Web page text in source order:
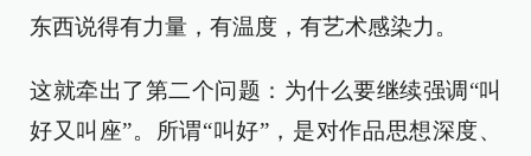
东西说得有力量，有温度，有艺术感染力。
这就牵出了第二个问题：为什么要继续强调“叫
好又叫座”。所谓“叫好”，是对作品思想深度、